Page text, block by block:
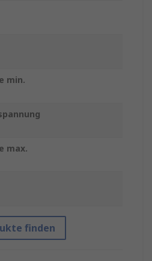
min.
max.
finden